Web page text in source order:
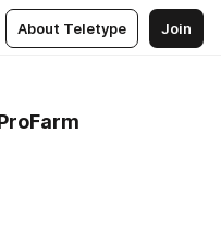
About Teletype Join